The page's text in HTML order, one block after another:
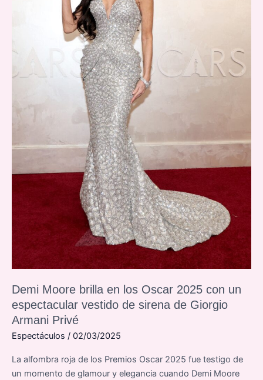
Demi Moore brilla en los Oscar 2025 con un
espectacular vestido de sirena de Giorgio
Armani Privé
Espectáculos / 02/03/2025
La alfombra roja de los Premios Oscar 2025 fue testigo de
un momento de glamour y elegancia cuando Demi Moore